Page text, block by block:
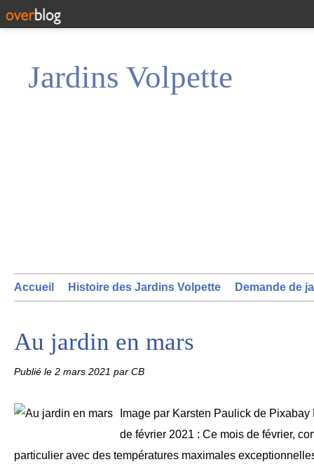
Jardins Volpette
Accueil Histoire des Jardins Volpette Demande de
Au jardin en mars
Publié le 2 mars 2021 par CB
Image par Karsten Paulick de
de février 2021 : Ce mois de février,
particulier avec des températures maximales